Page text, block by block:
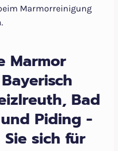
Marmorreinigung
Marmor
Bad
Piding -
sich für